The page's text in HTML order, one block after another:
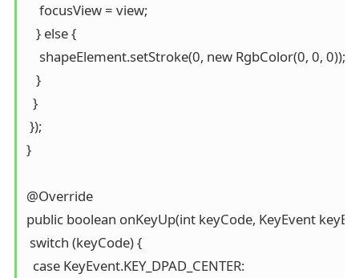
    focusView = view;
   } else {
    shapeElement.setStroke(0, new RgbColor(0, 0, 0));
   }
  }
});
}
@Override
public boolean onKeyUp(int keyCode, KeyEvent
switch (keyCode) {
  case KeyEvent.KEY_DPAD_CENTER: